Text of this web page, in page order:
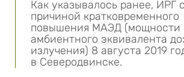
Как указывалось ранее, ИРГ
причиной кратковременного
повышения МАЭД (мощности
амбиентного эквивалента
излучения) 8 августа 2019
в Северодвинске.